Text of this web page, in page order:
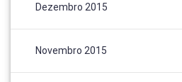
Dezembro 2015
Novembro 2015